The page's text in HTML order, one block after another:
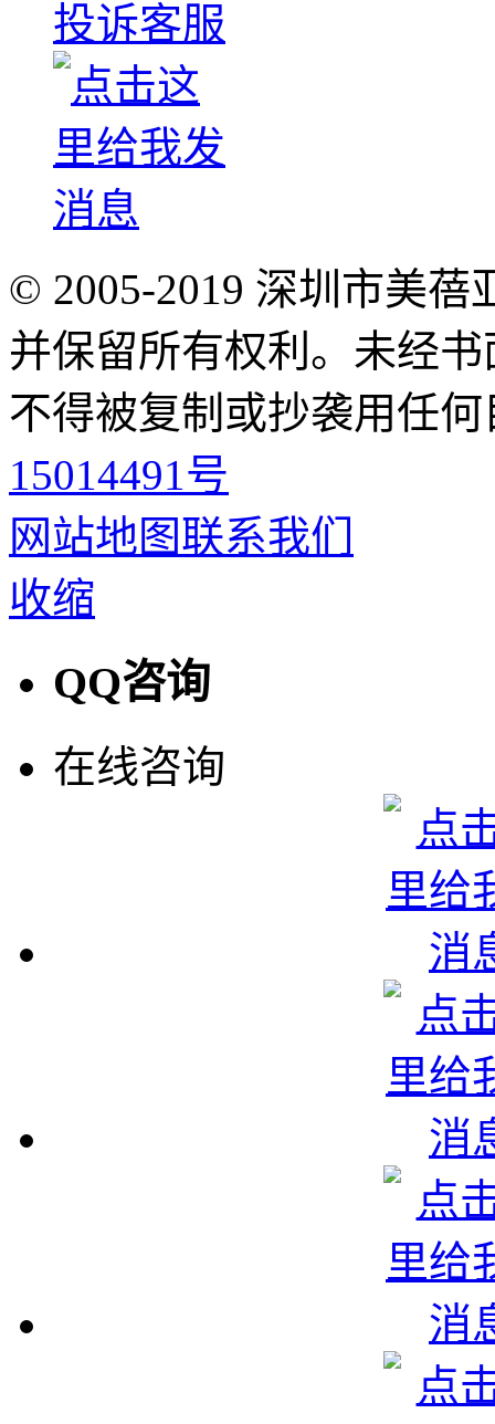
投诉客服
© 2005-2019 深圳市美
并保留所有权利。未经
不得被复制或抄袭用任
15014491号
网站地图联系我们
收缩
QQ咨询
在线咨询